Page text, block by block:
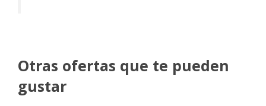
Otras ofertas que te pueden
gustar